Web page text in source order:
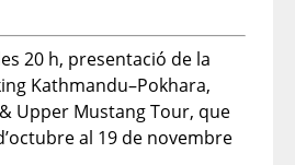
20 h, presentació de la
Kathmandu–Pokhara,
Upper Mustang Tour, que
al 19 de novembre